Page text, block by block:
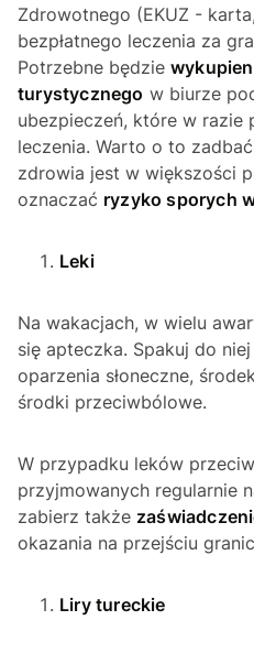
Zdrowotnego (EKUZ -
bezpłatnego leczenia za
Potrzebne będzie
turystycznego w biurze
ubezpieczeń, które w
leczenia. Warto o to
zdrowia jest w większości
oznaczać ryzyko sporych
Leki
Na wakacjach, w wielu
się apteczka. Spakuj do
oparzenia słoneczne,
środki przeciwbólowe.
W przypadku leków
przyjmowanych regularnie
zabierz także
okazania na przejściu
Liry tureckie